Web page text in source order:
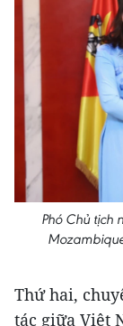
Phó Chủ tịch
Thứ hai,
tác giữa Việt